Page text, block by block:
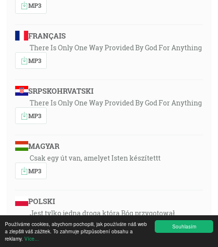
Souhlasím
Používáme cookies, abychom pochopili, jak používáte náš web
a zlepšili váš zážitek. To zahrnuje přizpůsobení obsahu a
reklamy. Více...
MP3
FRANÇAIS
There Is Only One Way Provided By God For Anything
MP3
SRPSKOHRVATSKI
There Is Only One Way Provided By God For Anything
MP3
MAGYAR
Csak egy út van, amelyet Isten készítettt
MP3
POLSKI
Jest tylko jedna droga którą Bóg przygotował
MP3